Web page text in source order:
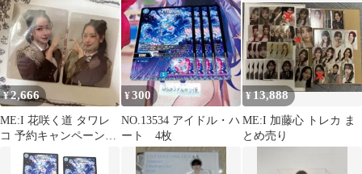
¥2,666
ME:I 花咲く道 タワレ
コ 予約キャンペーン限
定トレカ ペア ハート
笠原桃奈
¥300
NO.13534 アイドル・ハ
ート 4枚
¥13,888
ME:I 加藤心 トレカ ま
とめ売り